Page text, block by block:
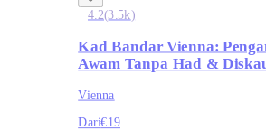
4.2(3.5k)
Kad Bandar Vienna:
Awam Tanpa Had &
Vienna
Dari€19